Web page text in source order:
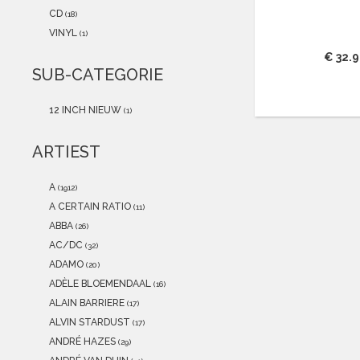
2017 (0)
CD (18)
VINYL (1)
SUB-CATEGORIE
12 INCH NIEUW (1)
ARTIEST
A (1912)
A CERTAIN RATIO (11)
ABBA (26)
AC/DC (32)
ADAMO (20)
ADÈLE BLOEMENDAAL (16)
ALAIN BARRIERE (17)
ALVIN STARDUST (17)
ANDRÉ HAZES (29)
€